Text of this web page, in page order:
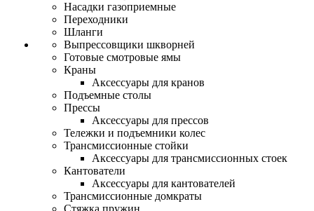
Насадки газоприемные
Переходники
Шланги
Выпрессовщики шкворней
Готовые смотровые ямы
Краны
Аксессуары для кранов
Подъемные столы
Прессы
Аксессуары для прессов
Тележки и подъемники колес
Трансмиссионные стойки
Аксессуары для трансмиссионных стоек
Кантователи
Аксессуары для кантователей
Трансмиссионные домкраты